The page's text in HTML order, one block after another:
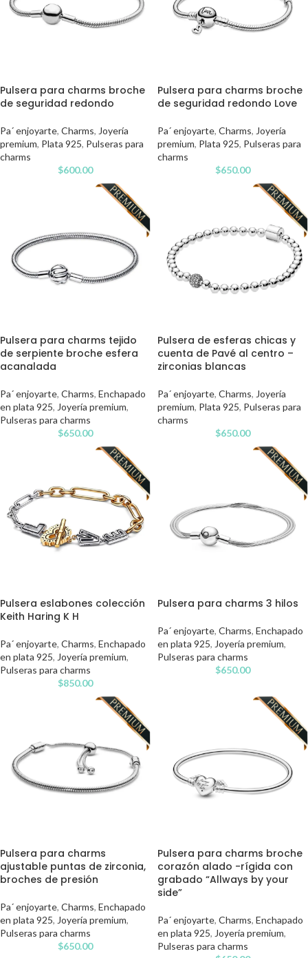
Pulsera para charms broche
de seguridad redondo
Pa´ enjoyarte, Charms, Joyería
premium, Plata 925, Pulseras para
charms
$600.00
Pulsera para charms broche
de seguridad redondo Love
Pa´ enjoyarte, Charms, Joyería
premium, Plata 925, Pulseras para
charms
$650.00
Pulsera para charms tejido
de serpiente broche esfera
acanalada
Pa´ enjoyarte, Charms, Enchapado
en plata 925, Joyería premium,
Pulseras para charms
$650.00
Pulsera de esferas chicas y
cuenta de Pavé al centro –
zirconias blancas
Pa´ enjoyarte, Charms, Joyería
premium, Plata 925, Pulseras para
charms
$650.00
Pulsera eslabones colección
Keith Haring K H
Pa´ enjoyarte, Charms, Enchapado
en plata 925, Joyería premium,
Pulseras para charms
$850.00
Pulsera para charms 3 hilos
Pa´ enjoyarte, Charms, Enchapado
en plata 925, Joyería premium,
Pulseras para charms
$650.00
Pulsera para charms
ajustable puntas de zirconia,
broches de presión
Pa´ enjoyarte, Charms, Enchapado
en plata 925, Joyería premium,
Pulseras para charms
$650.00
Pulsera para charms broche
corazón alado -rígida con
grabado “Allways by your
side”
Pa´ enjoyarte, Charms, Enchapado
en plata 925, Joyería premium,
Pulseras para charms